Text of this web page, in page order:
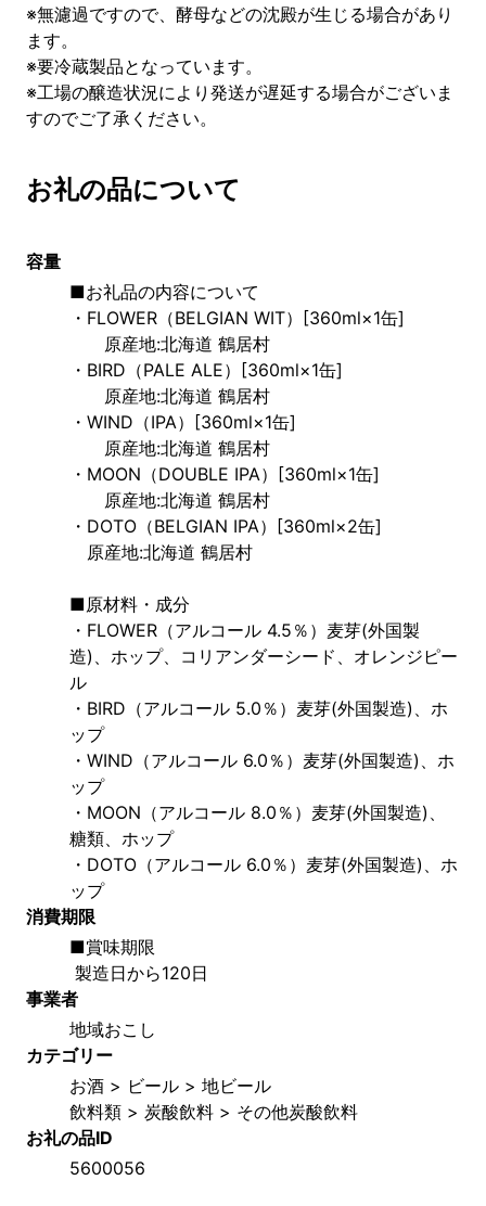
※無濾過ですので、酵母などの沈殿が生じる場合があり
ます。
※要冷蔵製品となっています。
※工場の醸造状況により発送が遅延する場合がございま
すのでご了承ください。
お礼の品について
容量
■お礼品の内容について
・FLOWER（BELGIAN WIT）[360ml×1缶]
原産地:北海道 鶴居村
・BIRD（PALE ALE）[360ml×1缶]
原産地:北海道 鶴居村
・WIND（IPA）[360ml×1缶]
原産地:北海道 鶴居村
・MOON（DOUBLE IPA）[360ml×1缶]
原産地:北海道 鶴居村
・DOTO（BELGIAN IPA）[360ml×2缶]
原産地:北海道 鶴居村
■原材料・成分
・FLOWER（アルコール 4.5％）麦芽(外国製
造)、ホップ、コリアンダーシード、オレンジピー
ル
・BIRD（アルコール 5.0％）麦芽(外国製造)、ホ
ップ
・WIND（アルコール 6.0％）麦芽(外国製造)、ホ
ップ
・MOON（アルコール 8.0％）麦芽(外国製造)、
糖類、ホップ
・DOTO（アルコール 6.0％）麦芽(外国製造)、ホ
ップ
消費期限
■賞味期限
製造日から120日
事業者
地域おこし
カテゴリー
お酒 > ビール > 地ビール
飲料類 > 炭酸飲料 > その他炭酸飲料
お礼の品ID
5600056